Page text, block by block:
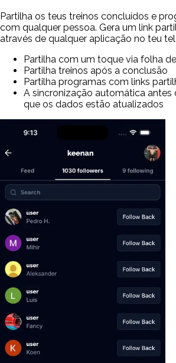
Partilha os teus treinos concluídos e
com qualquer pessoa. Gera um link
através de qualquer aplicação no teu
Partilha com um toque via folha
Partilha treinos após a conclusão
Partilha programas com links
A sincronização automática antes
que os dados estão atualizados